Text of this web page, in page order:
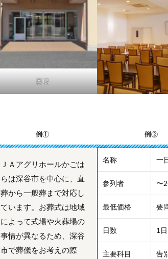
斎場
例①
ＪＡアグリホールかごは
らは深谷市を中心に、直
葬から一般葬まで対応し
ています。お葬式は地域
によって式場や火葬場の
事情が異なるため、深谷
市で葬儀をお考えの際
例②
名称 一
参列者 〜
最低価格 要
日数 1日
主要科目 告